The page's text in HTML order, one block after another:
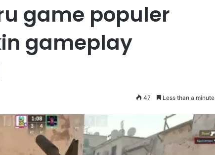
game populer
gameplay
47 Less than a minute